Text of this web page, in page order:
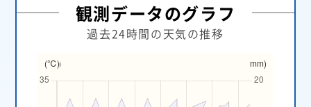
観測データのグラフ
過去24時間の天気の推移